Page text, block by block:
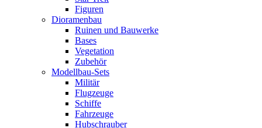
Figuren
Dioramenbau
Ruinen und Bauwerke
Bases
Vegetation
Zubehör
Modellbau-Sets
Militär
Flugzeuge
Schiffe
Fahrzeuge
Hubschrauber